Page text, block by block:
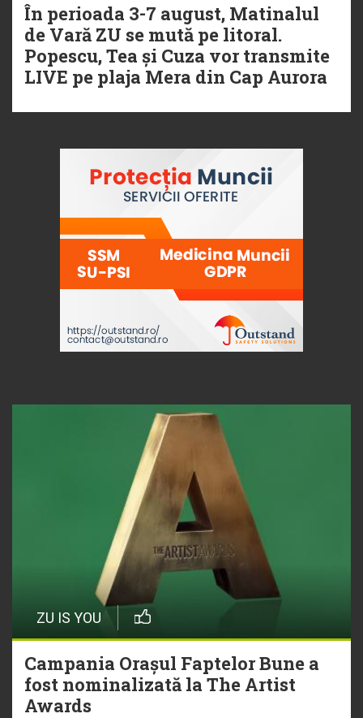
În perioada 3-7 august, Matinalul
de Vară ZU se mută pe litoral.
Popescu, Tea și Cuza vor transmite
LIVE pe plaja Mera din Cap Aurora
ZU IS YOU
Campania Orașul Faptelor Bune a
fost nominalizată la The Artist
Awards